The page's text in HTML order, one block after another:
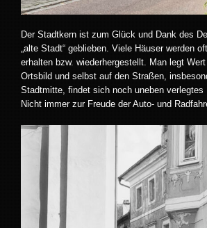
Der Stadtkern ist zum Glück und Dank des
„alte Stadt“ geblieben. Viele Häuser werden
erhalten bzw. wiederhergestellt. Man legt
Ortsbild und selbst auf den Straßen,
Stadtmitte, findet sich noch uneben verlegtes
Nicht immer zur Freude der Auto- und